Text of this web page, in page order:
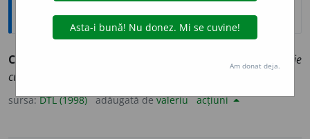
Jargon
CUR
expresie
curentă, scriere curentă
sursa:DTL (1998) adăugată devaleriu acțiuni
Am donat deja.